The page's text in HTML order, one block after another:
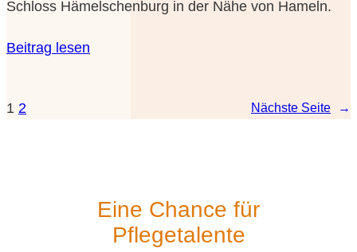
Schloss Hämel­schen­burg in der Nähe von Hameln.
Bei­trag lesen
1 2 Nächs­te Sei­te →
Eine Chan­ce für
Pflegetalente